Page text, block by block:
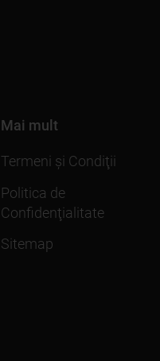
Mai mult
Termeni şi Condiţii
Politica de
Confidenţialitate
Sitemap